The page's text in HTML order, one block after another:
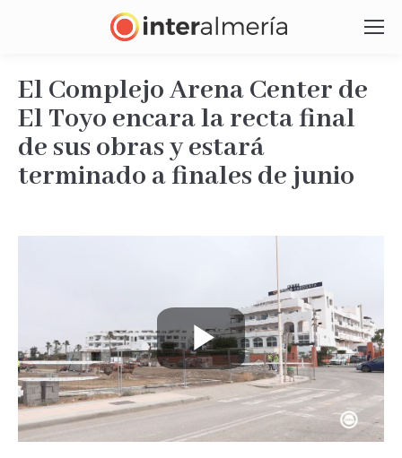
El Complejo Arena Center de
El Toyo encara la recta final
de sus obras y estará
terminado a finales de junio
Play
Video